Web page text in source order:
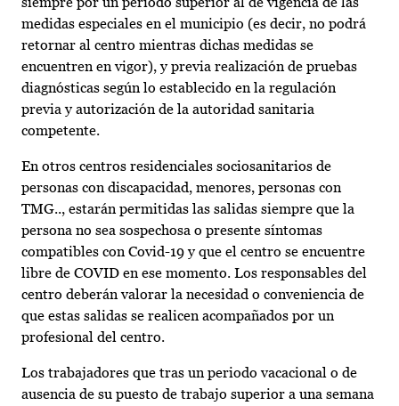
medidas especiales en el municipio (es decir, no podrá
retornar al centro mientras dichas medidas se
encuentren en vigor), y previa realización de pruebas
diagnósticas según lo establecido en la regulación
previa y autorización de la autoridad sanitaria
competente.
En otros centros residenciales sociosanitarios de
personas con discapacidad, menores, personas con
TMG.., estarán permitidas las salidas siempre que la
persona no sea sospechosa o presente síntomas
compatibles con Covid-19 y que el centro se encuentre
libre de COVID en ese momento. Los responsables del
centro deberán valorar la necesidad o conveniencia de
que estas salidas se realicen acompañados por un
profesional del centro.
Los trabajadores que tras un periodo vacacional o de
ausencia de su puesto de trabajo superior a una semana